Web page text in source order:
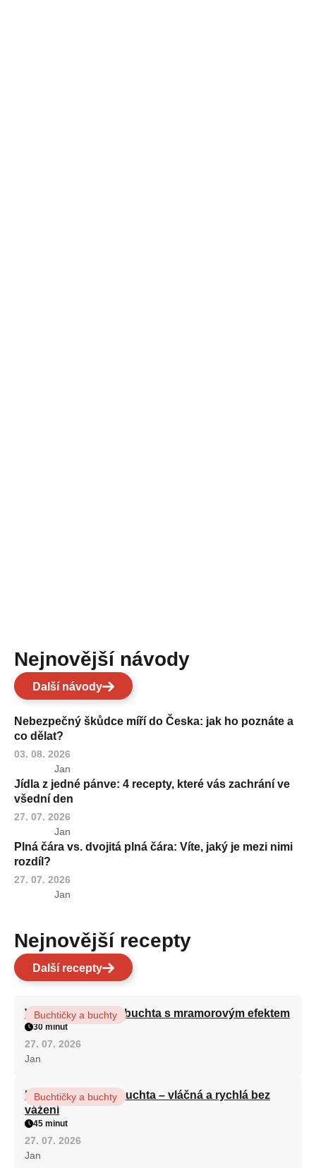
Nejnovější návody
Další návody
Nebezpečný škůdce míří do Česka: jak ho poznáte a
co dělat?
03. 08. 2026
Jan
Jídla z jedné pánve: 4 recepty, které vás zachrání ve
všední den
27. 07. 2026
Jan
Plná čára vs. dvojitá plná čára: Víte, jaký je mezi nimi
rozdíl?
27. 07. 2026
Jan
Nejnovější recepty
Další recepty
Vláčná olejová litá buchta s mramorovým efektem
Buchtičky a buchty
30 minut
27. 07. 2026
Jan
Hrnková maková buchta – vláčná a rychlá bez
vážení
Buchtičky a buchty
45 minut
27. 07. 2026
Jan